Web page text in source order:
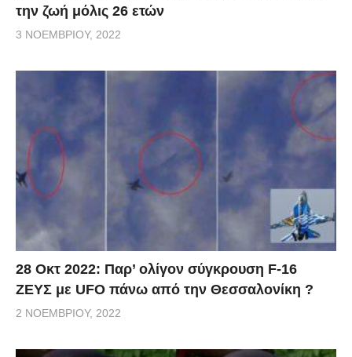
την ζωή μόλις 26 ετών
3 ΝΟΕΜΒΡΊΟΥ, 2022
28 Οκτ 2022: Παρ’ ολίγον σύγκρουση F-16
ΖΕΥΣ με UFO πάνω από την Θεσσαλονίκη ?
2 ΝΟΕΜΒΡΊΟΥ, 2022